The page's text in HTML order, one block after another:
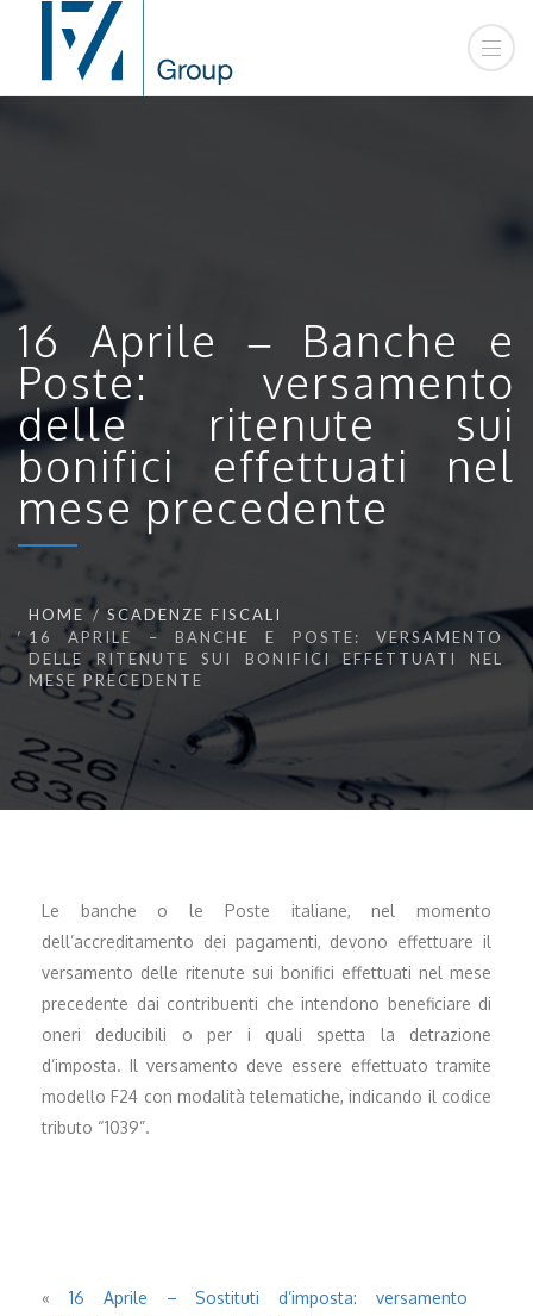
16 Aprile – Banche e
Poste: versamento
delle ritenute sui
bonifici effettuati nel
mese precedente
HOME
SCADENZE FISCALI
16 APRILE – BANCHE E POSTE: VERSAMENTO
DELLE RITENUTE SUI BONIFICI EFFETTUATI NEL
MESE PRECEDENTE
Le banche o le Poste italiane, nel momento
dell’accreditamento dei pagamenti, devono effettuare il
versamento delle ritenute sui bonifici effettuati nel mese
precedente dai contribuenti che intendono beneficiare di
oneri deducibili o per i quali spetta la detrazione
d’imposta. Il versamento deve essere effettuato tramite
modello F24 con modalità telematiche, indicando il codice
tributo “1039”.
« 16 Aprile – Sostituti d’imposta: versamento